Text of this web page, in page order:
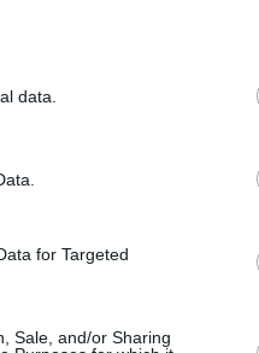
data.
for Targeted
Sale, and/or Sharing
της και